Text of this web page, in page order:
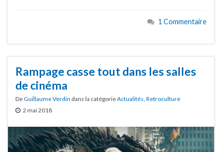
1 Commentaire
Rampage casse tout dans les salles
de cinéma
DeGuillaume Verdin dans la catégorieActualités, Retroculture
2 mai 2018